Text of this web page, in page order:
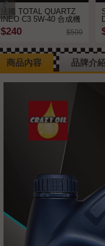
法國 TOTAL QUARTZ
INEO C3 5W-40 合成機
油 汽柴油引擎皆可適用
$240 $500
商品內容 品牌介紹